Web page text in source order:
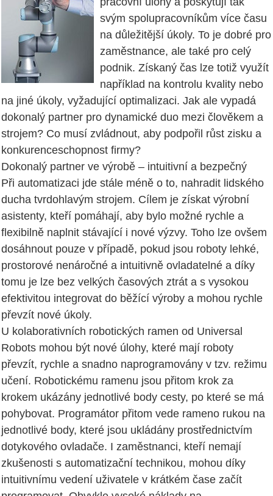
svým spolupracovníkům více času
na důležitější úkoly. To je dobré pro
zaměstnance, ale také pro celý
podnik. Získaný čas lze totiž využít
například na kontrolu kvality nebo
na jiné úkoly, vyžadující optimalizaci. Jak ale vypadá
dokonalý partner pro dynamické duo mezi člověkem a
strojem? Co musí zvládnout, aby podpořil růst zisku a
konkurenceschopnost firmy?
Dokonalý partner ve výrobě – intuitivní a bezpečný
Při automatizaci jde stále méně o to, nahradit lidského
ducha tvrdohlavým strojem. Cílem je získat výrobní
asistenty, kteří pomáhají, aby bylo možné rychle a
flexibilně naplnit stávající i nové výzvy. Toho lze ovšem
dosáhnout pouze v případě, pokud jsou roboty lehké,
prostorové nenáročné a intuitivně ovladatelné a díky
tomu je lze bez velkých časových ztrát a s vysokou
efektivitou integrovat do běžící výroby a mohou rychle
převzít nové úkoly.
U kolaborativních robotických ramen od Universal
Robots mohou být nové úlohy, které mají roboty
převzít, rychle a snadno naprogramovány v tzv. režimu
učení. Robotickému ramenu jsou přitom krok za
krokem ukázány jednotlivé body cesty, po které se má
pohybovat. Programátor přitom vede rameno rukou na
jednotlivé body, které jsou ukládány prostřednictvím
dotykového ovladače. I zaměstnanci, kteří nemají
zkušenosti s automatizační technikou, mohou díky
intuitivnímu vedení uživatele v krátkém čase začít